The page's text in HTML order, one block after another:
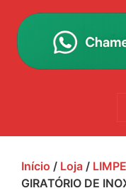
Início / Loja /
GIRATÓRIO DE